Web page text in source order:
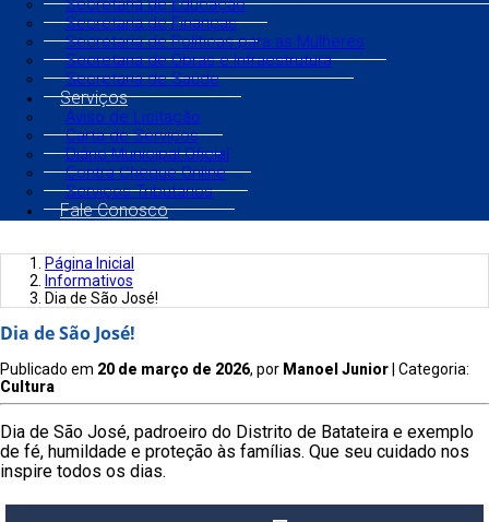
Secretaria de Educação
Secretaria de Finanças
Secretaria de Políticas para as Mulheres
Secretaria de Obras e Infraestrutura
Secretaria de Saúde
Serviços
Aviso de Licitação
Carta de Serviços
Diário Municipal Oficial
Contra Cheque Online
Serviços Tributários
Fale Conosco
Página Inicial
Informativos
Dia de São José!
Dia de São José!
Publicado em 20 de março de 2026, por Manoel Junior | Categoria:
Cultura
Dia de São José, padroeiro do Distrito de Batateira e exemplo
de fé, humildade e proteção às famílias. Que seu cuidado nos
inspire todos os dias.